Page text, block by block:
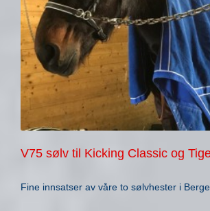
V75 sølv til Kicking Classic og
Fine innsatser av våre to sølvhester i